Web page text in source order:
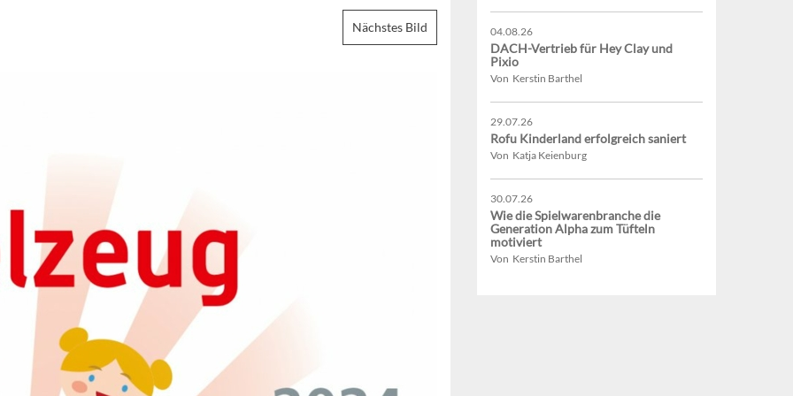
Nächstes Bild 04.08.26
DACH-Vertrieb für Hey Clay und
Pixio
Von Kerstin Barthel
29.07.26
Rofu Kinderland erfolgreich saniert
Von Katja Keienburg
30.07.26
Wie die Spielwarenbranche die
Generation Alpha zum Tüfteln
motiviert
Von Kerstin Barthel